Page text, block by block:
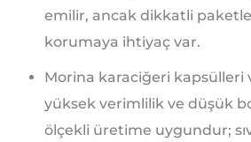
emilir, ancak dikkatli
korumaya ihtiyaç var.
Morina karaciğeri kapsülleri
yüksek verimlilik ve düşük
ölçekli üretime uygundur;